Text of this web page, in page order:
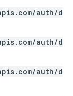
auth/d
auth/d
auth/d